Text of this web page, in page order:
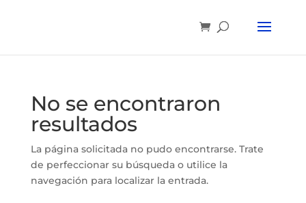
No se encontraron
resultados
La página solicitada no pudo encontrarse. Trate
de perfeccionar su búsqueda o utilice la
navegación para localizar la entrada.